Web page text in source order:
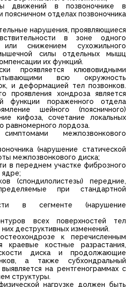
движений в позвоночнике в
отделах позвоночника
нарушения, проявляющиеся
в зоне одного
снижением сухожильного
силы отдельных мышц
их функций.
проявляется клювовидными
всю окружность
и деформацией тел позвонков.
проявления хондроза является
функции пораженного отдела
шейного (поясничного)
кифоза, сочетание локальных
равномерного лордоза.
симптомами межпозвонкового
(нарушение статической
межпозвонкового диска;
в переднем участке фиброзного
ядре;
(спондилолистезы) передние,
при стандартной
в сегменте (нарушение
всех поверхностей тел
деструктивных изменений.
к перечисленным
краевые костные разрастания,
диска и продолжающие
а также субхондральный
на рентгенограммах с
структуры.
нагрузке должен быть